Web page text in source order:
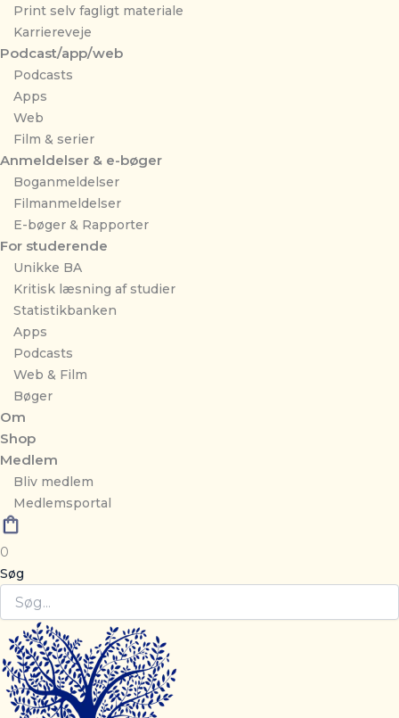
Print selv fagligt materiale
Karriereveje
Podcast/app/web
Podcasts
Apps
Web
Film & serier
Anmeldelser & e-bøger
Boganmeldelser
Filmanmeldelser
E-bøger & Rapporter
For studerende
Unikke BA
Kritisk læsning af studier
Statistikbanken
Apps
Podcasts
Web & Film
Bøger
Om
Shop
Medlem
Bliv medlem
Medlemsportal
0
Søg